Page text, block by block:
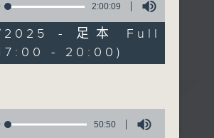
目嗎?
、陳燕萍、梁家永、李家文、
2:00:09
2025 - 足本 Full
- 20:00)
50:50